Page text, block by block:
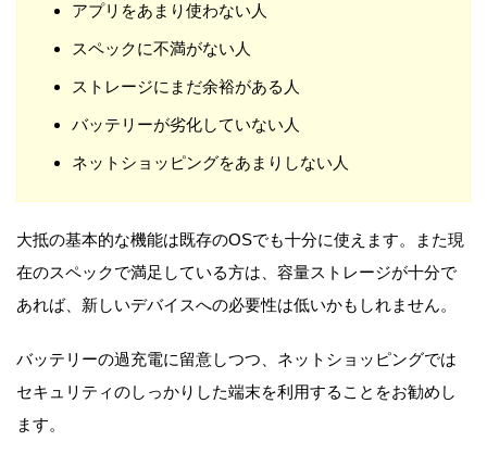
アプリをあまり使わない人
スペックに不満がない人
ストレージにまだ余裕がある人
バッテリーが劣化していない人
ネットショッピングをあまりしない人
大抵の基本的な機能は既存のOSでも十分に使えます。また現
在のスペックで満足している方は、容量ストレージが十分で
あれば、新しいデバイスへの必要性は低いかもしれません。
バッテリーの過充電に留意しつつ、ネットショッピングでは
セキュリティのしっかりした端末を利用することをお勧めし
ます。